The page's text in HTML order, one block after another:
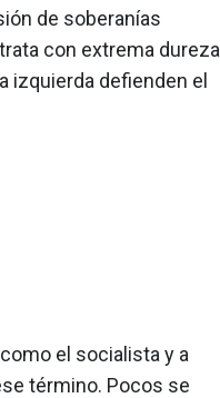
de soberanías
con extrema dureza
izquierda defienden el
el socialista y a
término. Pocos se